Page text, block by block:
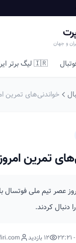
و جهان
🇮🇷 لیگ برتر ایران
خواندنی‌های تمرین
تمرین
عصر تیم ملی فوتسال
دنبال کردند.
12 بازدید